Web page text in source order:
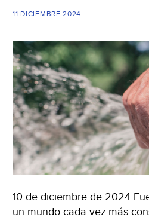
gestión
del
agua
11 DICIEMBRE 2024
10 de diciembre de 2024
un mundo cada vez más